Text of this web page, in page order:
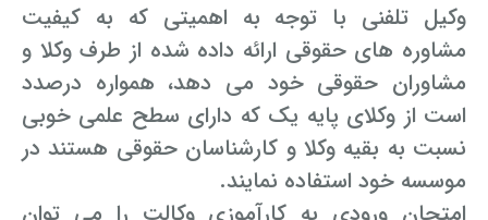
وکیل تلفنی با توجه به اهمیتی که به کیفیت
مشاوره های حقوقی ارائه داده شده از طرف وکلا و
مشاوران حقوقی خود می دهد، همواره درصدد
است از وکلای پایه یک که دارای سطح علمی خوبی
نسبت به بقیه وکلا و کارشناسان حقوقی هستند در
موسسه خود استفاده نمایند.